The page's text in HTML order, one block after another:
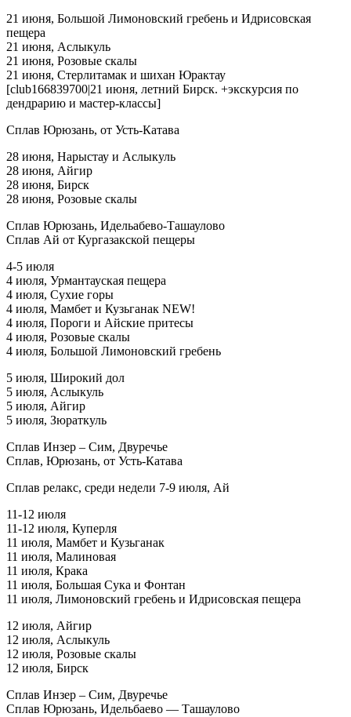
21 июня, Большой Лимоновский гребень и Идрисовская
пещера
21 июня, Аслыкуль
21 июня, Розовые скалы
21 июня, Стерлитамак и шихан Юрактау
[club166839700|21 июня, летний Бирск. +экскурсия по
дендрарию и мастер-классы]
Сплав Юрюзань, от Усть-Катава
28 июня, Нарыстау и Аслыкуль
28 июня, Айгир
28 июня, Бирск
28 июня, Розовые скалы
Сплав Юрюзань, Идельабево-Ташаулово
Сплав Ай от Кургазакской пещеры
4-5 июля
4 июля, Урмантауская пещера
4 июля, Сухие горы
4 июля, Мамбет и Кузьганак NEW!
4 июля, Пороги и Айские притесы
4 июля, Розовые скалы
4 июля, Большой Лимоновский гребень
5 июля, Широкий дол
5 июля, Аслыкуль
5 июля, Айгир
5 июля, Зюраткуль
Сплав Инзер – Сим, Двуречье
Сплав, Юрюзань, от Усть-Катава
Сплав релакс, среди недели 7-9 июля, Ай
11-12 июля
11-12 июля, Куперля
11 июля, Мамбет и Кузьганак
11 июля, Малиновая
11 июля, Крака
11 июля, Большая Сука и Фонтан
11 июля, Лимоновский гребень и Идрисовская пещера
12 июля, Айгир
12 июля, Аслыкуль
12 июля, Розовые скалы
12 июля, Бирск
Сплав Инзер – Сим, Двуречье
Сплав Юрюзань, Идельбаево — Ташаулово